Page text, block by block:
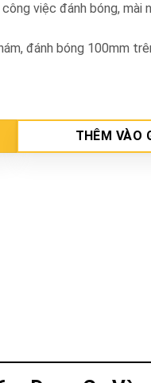
việc đánh bóng, mài
đánh bóng 100mm
Bosch 2608601676
THÊM VÀO